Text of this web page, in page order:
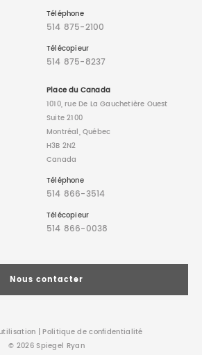
Téléphone
514 875-2100
Télécopieur
514 875-8237
Place du Canada
1010, rue De La Gauchetière Ouest
Suite 2100
Montréal, Québec
H3B 2N2
Canada
Téléphone
514 866-3514
Télécopieur
514 866-0038
Nous contacter
|Politique de confidentialité
© 2026 Spiegel Ryan